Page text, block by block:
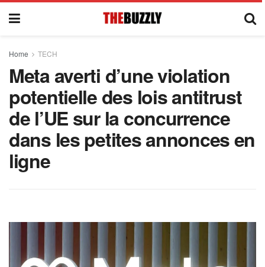
Home TECH
Meta averti d’une violation
potentielle des lois antitrust
de l’UE sur la concurrence
dans les petites annonces en
ligne